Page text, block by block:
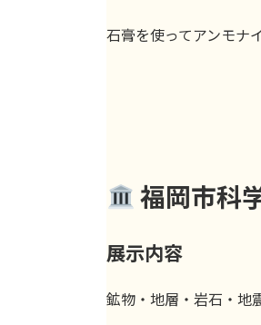
石膏を使ってアンモナ
福岡市科
展示内容
鉱物・地層・岩石・地